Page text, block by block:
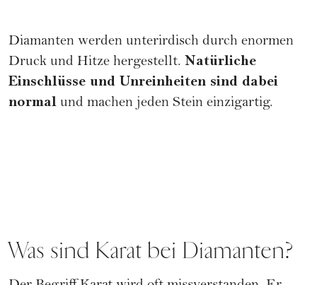
Diamanten werden unterirdisch durch enormen
Druck und Hitze hergestellt. Natürliche
Einschlüsse und Unreinheiten sind dabei
normal und machen jeden Stein einzigartig.
Was sind Karat bei Diamanten?